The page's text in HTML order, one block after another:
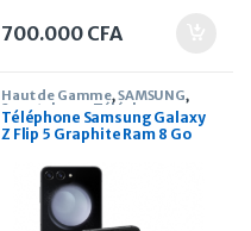
700.000 CFA
Haut de Gamme,SAMSUNG,
Smartphone,Téléphone
Téléphone Samsung Galaxy
Z Flip 5 Graphite Ram 8 Go